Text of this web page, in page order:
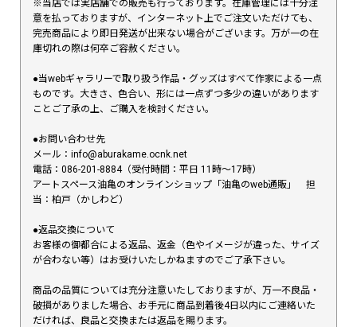
※当店では実店舗での販売も行っております。在庫管理には十分注
意を払っておりますが、インターネット上でご注文いただけても、
完売商品により即日発送が出来ない場合がございます。万が一の在
庫切れの際は何卒ご容赦ください。
●当webギャラリーで取り扱う作品・グッズはすべて作家による一点
ものです。大きさ、色合い、形には一点ずつ多少の違いがあります
ことご了承の上、ご購入を検討ください。
●お問い合わせ先
メール：info@aburakame.ocnk.net
電話：086-201-8884（受付時間：平日 11時〜17時）
アートスペース油亀のオンラインショップ「油亀のweb通販」 担
当：柏戸（かしわど）
●返品交換について
お客様の御都合による返品、返金（色やイメージが違った、サイズ
が合わない等）はお受けいたしかねますのでご了承下さい。
商品の品質については充分注意いたしておりますが、万一不良品・
破損がありました場合、お手元に商品到着後4日以内にご連絡いた
だければ、良品と交換または返品を賜ります。